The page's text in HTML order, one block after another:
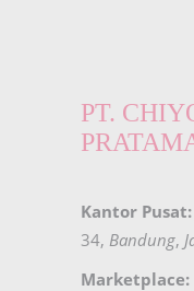
PT.
Kantor Pusat:
34, Bandung,
Marketplace: